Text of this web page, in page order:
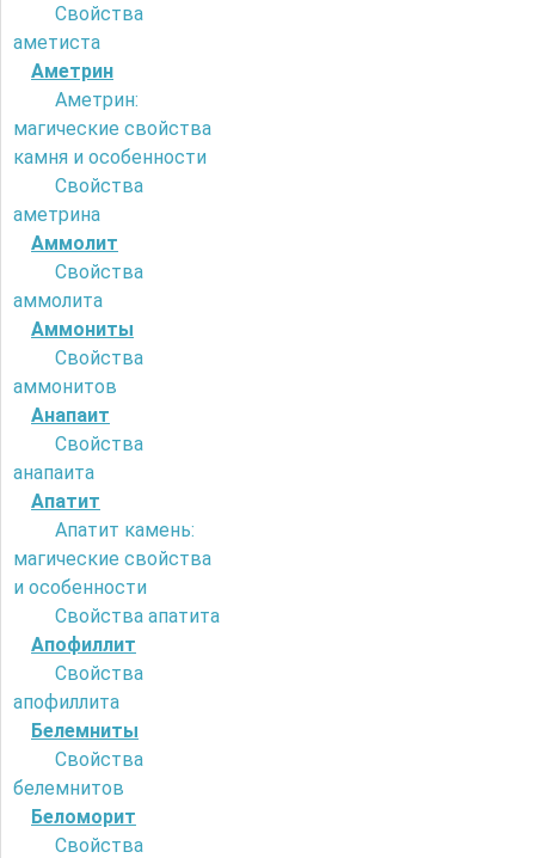
Свойства
аметиста
Аметрин
Аметрин:
магические свойства
камня и особенности
Свойства
аметрина
Аммолит
Свойства
аммолита
Аммониты
Свойства
аммонитов
Анапаит
Свойства
анапаита
Апатит
Апатит камень:
магические свойства
и особенности
Свойства апатита
Апофиллит
Свойства
апофиллита
Белемниты
Свойства
белемнитов
Беломорит
Свойства